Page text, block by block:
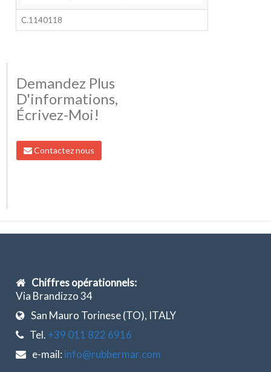
C.1140118
Demandez Plus
D'informations,
Écrivez-Moi!
Contactez nous
Chiffres opérationnels:
Via Brandizzo 34
San Mauro Torinese (TO), ITALY
Tel. +39 011 822 6916
e-mail: info@rubbermar.com